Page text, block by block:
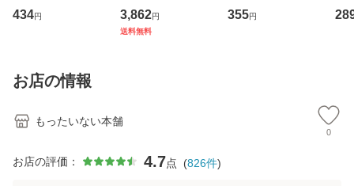
イーストウエス
ト・ジャパン [CD]
434円
専門職の看護マネ
ジメントスキル 改
3,862円
送料無料
キューンレコード
[CD]【メール便送
355円
のが
お店の情報
もったいない本舗
0
お店の評価： 4.7点 (826件)